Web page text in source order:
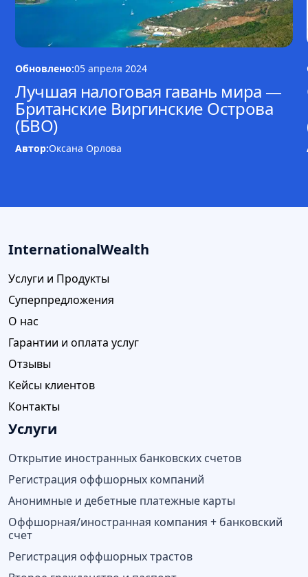
Обновлено:05 апреля 2024
Лучшая налоговая гавань мира —
Британские Виргинские Острова
(БВО)
Автор:Оксана Орлова
InternationalWealth
Услуги и Продукты
Суперпредложения
О нас
Гарантии и оплата услуг
Отзывы
Кейсы клиентов
Контакты
Услуги
Открытие иностранных банковских счетов
Регистрация оффшорных компаний
Анонимные и дебетные платежные карты
Оффшорная/иностранная компания + банковский
счет
Регистрация оффшорных трастов